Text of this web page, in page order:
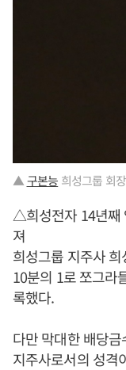
▲구본능 희성그룹 회
△희성전자 14년째
져
희성그룹 지주사
10분의 1로 쪼그라
록했다.
다만 막대한 배당
지주사로서의 성격